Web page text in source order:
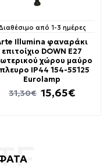
από 1-3 ημέρες
Illumina φαναράκι
επιτοίχιο DOWN E27
χώρου μαύρο
IP44 154-55125
Eurolamp
15,65€
31,30€